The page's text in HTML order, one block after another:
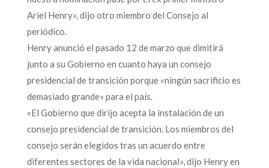
Ariel Henry», dijo otro miembro del Consejo al
periódico.
Henry anunció el pasado 12 de marzo que dimitirá
junto a su Gobierno en cuanto haya un consejo
presidencial de transición porque «ningún sacrificio es
demasiado grande» para el país.
«El Gobierno que dirijo acepta la instalación de un
consejo presidencial de transición. Los miembros del
consejo serán elegidos tras un acuerdo entre
diferentes sectores de la vida nacional», dijo Henry en